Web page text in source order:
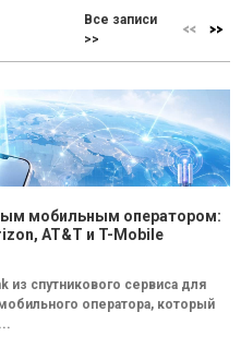
Все записи
>>
мобильным оператором:
AT&T и T-Mobile
из спутникового сервиса для
оператора, который